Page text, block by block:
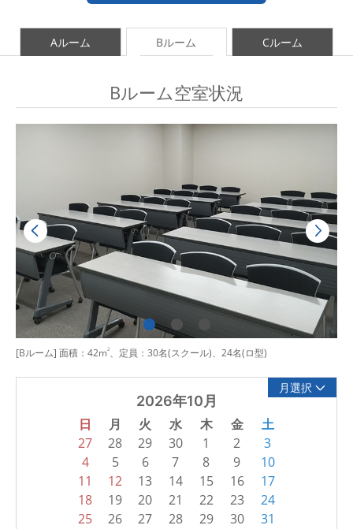
Aルーム Bルーム Cルーム
Bルーム空室状況
[Bルーム] 面積：42m2、定員：30名(スクール)、24名(ロ型)
月選択
2026年10月
日 月 火 水 木 金 土
27 28 29 30 1 2
3
4
5 6 7 8 9
10
11
12 13 14 15 16
17
18
19 20 21 22 23
24
25
26 27 28 29 30 31